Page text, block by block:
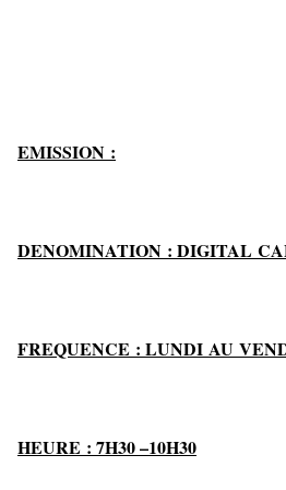
EMISSION :
DENOMINATION : DIGITAL
FREQUENCE : LUNDI AU
HEURE : 7H30 –10H30